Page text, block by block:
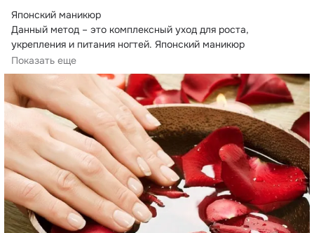
Японский маникюр
Данный метод – это комплексный уход для роста,
укрепления и питания ногтей. Японский маникюр
рекомендован при необходимости восстановления ногтевых
пластин после наращивания.
Показать еще